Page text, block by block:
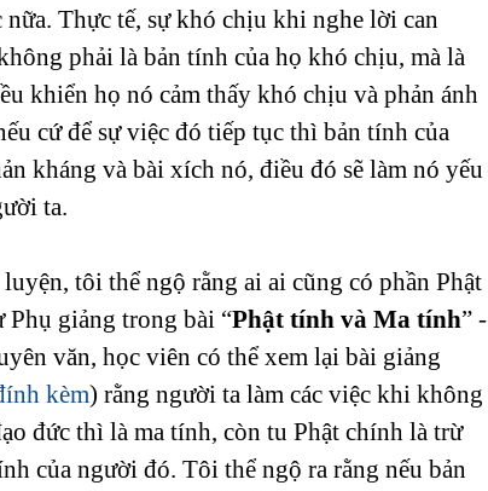
Thực tế, sự khó chịu khi nghe lời can
phải là bản tính của họ khó chịu, mà là
khiển họ nó cảm thấy khó chịu và phản ánh
cứ để sự việc đó tiếp tục thì bản tính của
kháng và bài xích nó, điều đó sẽ làm nó yếu
ta.
tôi thể ngộ rằng ai ai cũng có phần Phật
giảng trong bài “Phật tính và Ma tính” -
văn, học viên có thể xem lại bài giảng
kèm) rằng người ta làm các việc khi không
đức thì là ma tính, còn tu Phật chính là trừ
của người đó. Tôi thể ngộ ra rằng nếu bản